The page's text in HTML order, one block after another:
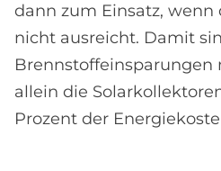
dann zum Einsatz, wenn
nicht ausreicht. Damit
Brennstoffeinsparungen
allein die
Prozent der